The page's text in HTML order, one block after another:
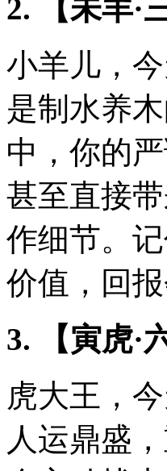
2. 【未羊·
小羊儿，
是制水养
中，你的
甚至直接
作细节。记
价值，回报
3. 【寅虎·
虎大王，
人运鼎盛